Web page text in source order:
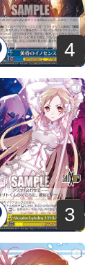
4
3